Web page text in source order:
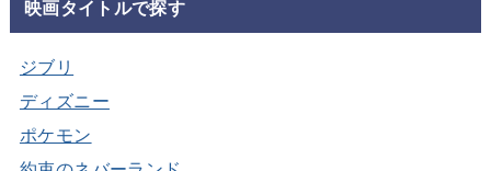
映画タイトルで探す
ジブリ
ディズニー
ポケモン